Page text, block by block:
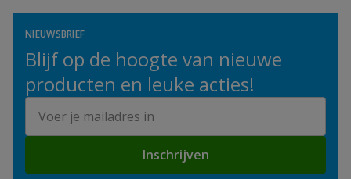
NIEUWSBRIEF
Blijf op de hoogte van nieuwe
producten en leuke acties!
Inschrijven